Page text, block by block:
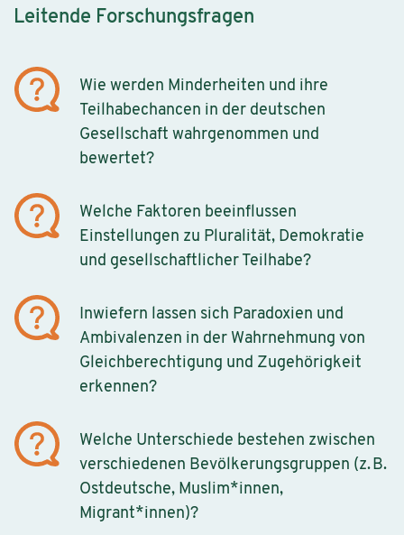
Leitende Forschungsfragen
Wie werden Minderheiten und ihre
Teilhabechancen in der deutschen
Gesellschaft wahrgenommen und
bewertet?
Welche Faktoren beeinflussen
Einstellungen zu Pluralität, Demokratie
und gesellschaftlicher Teilhabe?
Inwiefern lassen sich Paradoxien und
Ambivalenzen in der Wahrnehmung von
Gleichberechtigung und Zugehörigkeit
erkennen?
Welche Unterschiede bestehen zwischen
verschiedenen Bevölkerungsgruppen (z. B.
Ostdeutsche, Muslim*innen,
Migrant*innen)?